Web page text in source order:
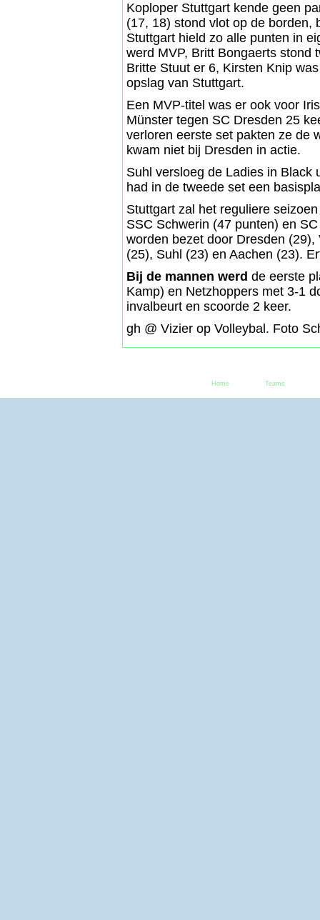
Koploper Stuttgart kende geen
(17, 18) stond vlot op de borden,
Stuttgart hield zo alle punten in
werd MVP, Britt Bongaerts stond
Britte Stuut er 6, Kirsten Knip
opslag van Stuttgart.
Een MVP-titel was er ook voor
Münster tegen SC Dresden 25
verloren eerste set pakten ze de
kwam niet bij Dresden in actie.
Suhl versloeg de Ladies in Black
had in de tweede set een
Stuttgart zal het reguliere
SSC Schwerin (47 punten) en
worden bezet door Dresden
(25), Suhl (23) en Aachen (23).
Bij de mannen werd de eerste
Kamp) en Netzhoppers met 3-1
invalbeurt en scoorde 2 keer.
gh @ Vizier op Volleybal. Foto
Home Teams